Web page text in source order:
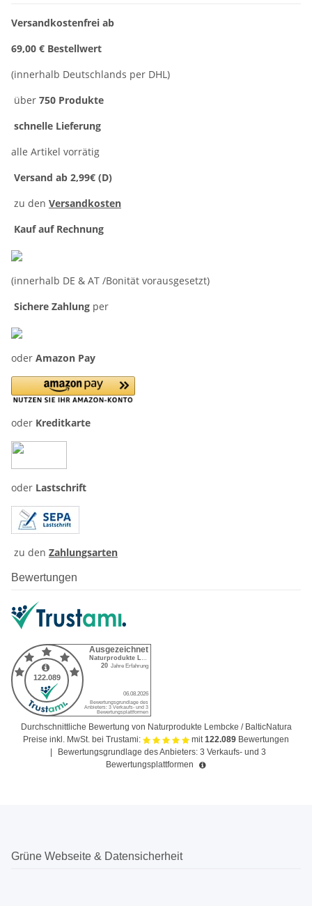
Versandkostenfrei ab
69,00 € Bestellwert
(innerhalb Deutschlands per DHL)
über 750 Produkte
schnelle Lieferung
alle Artikel vorrätig
Versand ab 2,99€ (D)
zu den Versandkosten
Kauf auf Rechnung
(innerhalb DE & AT /Bonität vorausgesetzt)
Sichere Zahlung per
oder Amazon Pay
oder Kreditkarte
oder Lastschrift
zu den Zahlungsarten
Bewertungen
Durchschnittliche Bewertung von Naturprodukte Lembcke / BalticNatura
Preise inkl. MwSt. bei Trustami:
mit122.089 Bewertungen
Bewertungsgrundlage des Anbieters: 3 Verkaufs- und 3
Bewertungsplattformen
Grüne Webseite & Datensicherheit